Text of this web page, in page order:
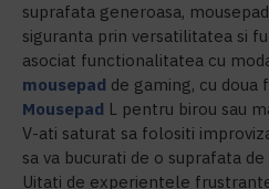
suprafata generoasa,
siguranta prin versatilitatea si
asociat functionalitatea cu
mousepad de gaming, cu doua
Mousepad L pentru birou sau
V-ati saturat sa folositi
sa va bucurati de o suprafata
Uitati de experientele